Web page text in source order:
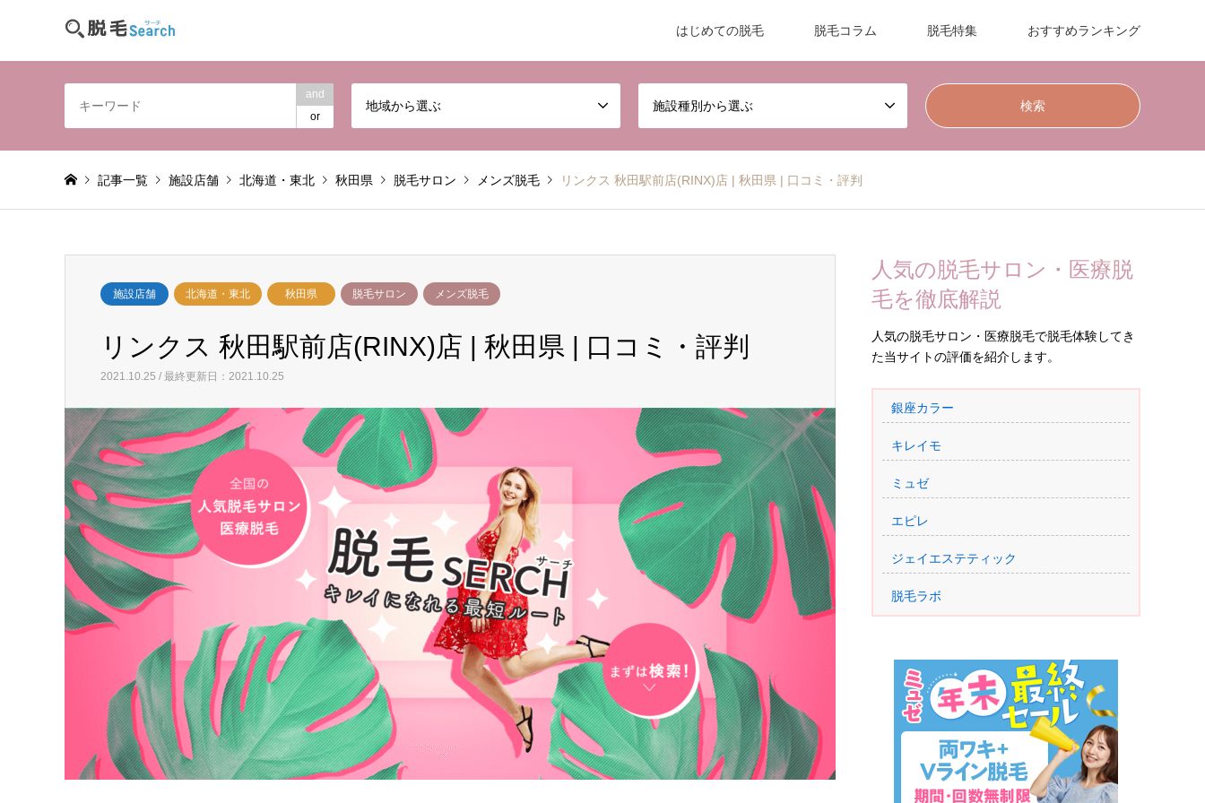
はじめての脱毛 脱毛コラム 脱毛特集 おすすめランキング
and
or
地域から選ぶ 施設種別から選ぶ
記事一覧 施設店舗 北海道・東北 秋田県 脱毛サロン メンズ脱毛 リンクス 秋田駅前店(RINX)店 | 秋田県 | 口コミ・評判
施設店舗 北海道・東北 秋田県 脱毛サロン メンズ脱毛
リンクス 秋田駅前店(RINX)店 | 秋田県 | 口コミ・評判
2021.10.25 / 最終更新日：2021.10.25
人気の脱毛サロン・医療脱
毛を徹底解説
人気の脱毛サロン・医療脱毛で脱毛体験してき
た当サイトの評価を紹介します。
銀座カラー
キレイモ
ミュゼ
エピレ
ジェイエステティック
脱毛ラボ